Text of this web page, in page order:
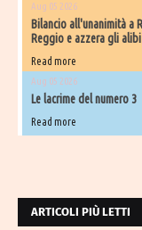
Aug 05 2026
Bilancio all'unanimità a
Reggio e azzera gli alibi
Read more
Aug 05 2026
Le lacrime del numero 3
Read more
ARTICOLI PIÙ LETTI